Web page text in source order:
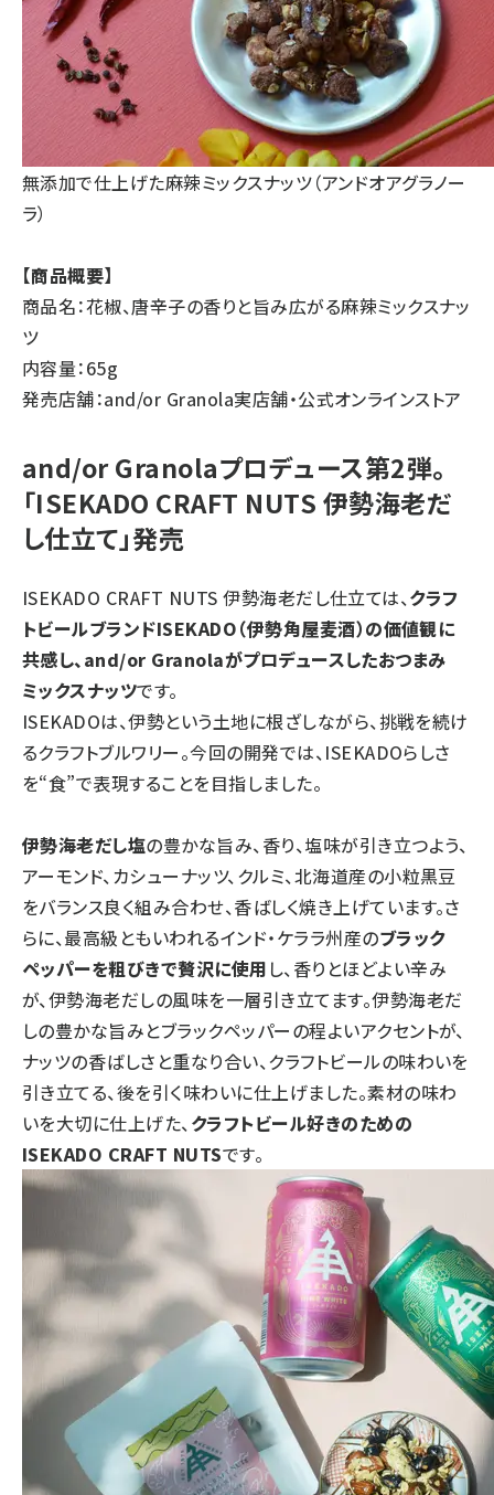
無添加で仕上げた麻辣ミックスナッツ（アンドオアグラノー
ラ）
【商品概要】
商品名：花椒、唐辛子の香りと旨み広がる麻辣ミックスナッ
ツ
内容量：65g
発売店舗：and/or Granola実店舗・公式オンラインストア
and/or Granolaプロデュース第2弾。
「ISEKADO CRAFT NUTS 伊勢海老だ
し仕立て」発売
ISEKADO CRAFT NUTS 伊勢海老だし仕立ては、クラフ
トビールブランドISEKADO（伊勢角屋麦酒）の価値観に
共感し、and/or Granolaがプロデュースしたおつまみ
ミックスナッツです。
ISEKADOは、伊勢という土地に根ざしながら、挑戦を続け
るクラフトブルワリー。今回の開発では、ISEKADOらしさ
を“食”で表現することを目指しました。
伊勢海老だし塩の豊かな旨み、香り、塩味が引き立つよう、
アーモンド、カシューナッツ、クルミ、北海道産の小粒黒豆
をバランス良く組み合わせ、香ばしく焼き上げています。さ
らに、最高級ともいわれるインド・ケララ州産のブラック
ペッパーを粗びきで贅沢に使用 し、香りとほどよい辛み
が、伊勢海老だしの風味を一層引き立てます。伊勢海老だ
しの豊かな旨みとブラックペッパーの程よいアクセントが、
ナッツの香ばしさと重なり合い、クラフトビールの味わいを
引き立てる、後を引く味わいに仕上げました。素材の味わ
いを大切に仕上げた、クラフトビール好きのための
ISEKADO CRAFT NUTSです。